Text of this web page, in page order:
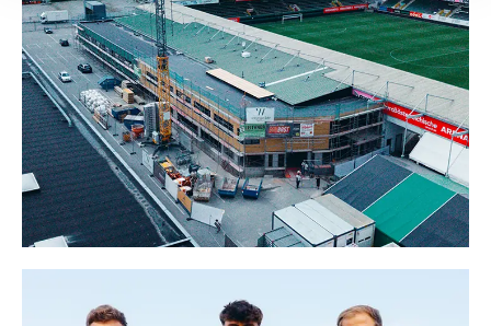
Datenschutzerklärung.